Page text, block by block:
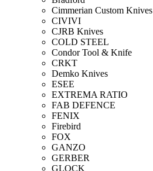
Cimmerian Custom Knives
CIVIVI
CJRB Knives
COLD STEEL
Condor Tool & Knife
CRKT
Demko Knives
ESEE
EXTREMA RATIO
FAB DEFENCE
FENIX
Firebird
FOX
GANZO
GERBER
GLOCK